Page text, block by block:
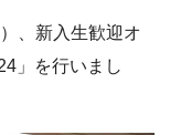
、新入生歓迎オ
」を行いまし